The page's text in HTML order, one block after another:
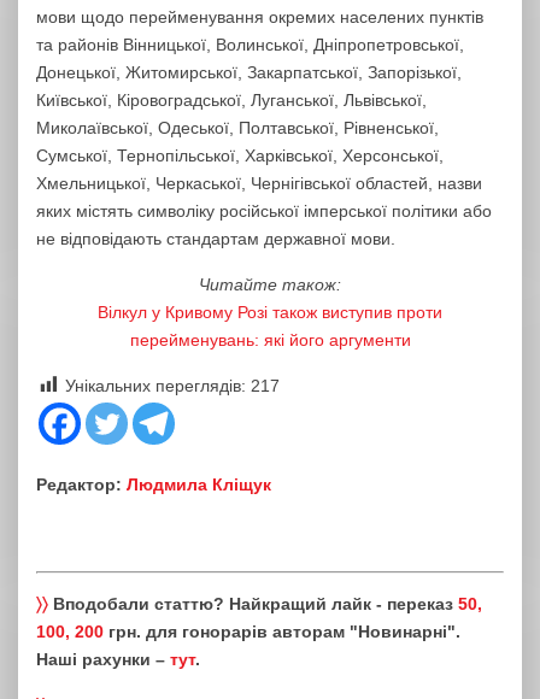
мови щодо перейменування окремих населених пунктів
та районів Вінницької, Волинської, Дніпропетровської,
Донецької, Житомирської, Закарпатської, Запорізької,
Київської, Кіровоградської, Луганської, Львівської,
Миколаївської, Одеської, Полтавської, Рівненської,
Сумської, Тернопільської, Харківської, Херсонської,
Хмельницької, Черкаської, Чернігівської областей, назви
яких містять символіку російської імперської політики або
не відповідають стандартам державної мови.
Читайте також:
Вілкул у Кривому Розі також виступив проти
перейменувань: які його аргументи
Унікальних переглядів: 217
Редактор: Людмила Кліщук
〉〉 Вподобали статтю? Найкращий лайк - переказ 50,
100, 200 грн. для гонорарів авторам "Новинарні".
Наші рахунки – тут.